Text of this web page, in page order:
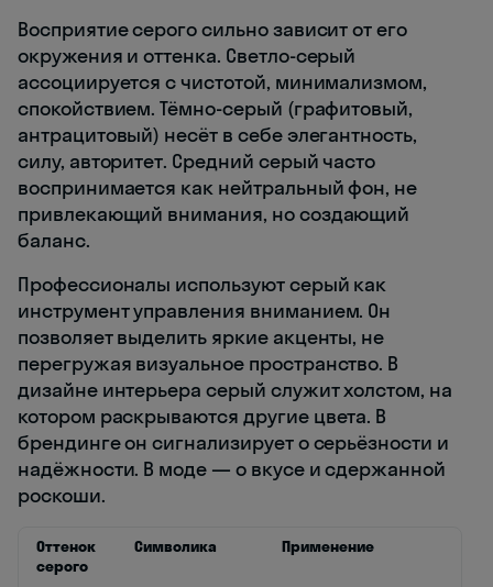
Восприятие серого сильно зависит от его
окружения и оттенка. Светло-серый
ассоциируется с чистотой, минимализмом,
спокойствием. Тёмно-серый (графитовый,
антрацитовый) несёт в себе элегантность,
силу, авторитет. Средний серый часто
воспринимается как нейтральный фон, не
привлекающий внимания, но создающий
баланс.
Профессионалы используют серый как
инструмент управления вниманием. Он
позволяет выделить яркие акценты, не
перегружая визуальное пространство. В
дизайне интерьера серый служит холстом, на
котором раскрываются другие цвета. В
брендинге он сигнализирует о серьёзности и
надёжности. В моде — о вкусе и сдержанной
роскоши.
Оттенок
серого
Символика Применение